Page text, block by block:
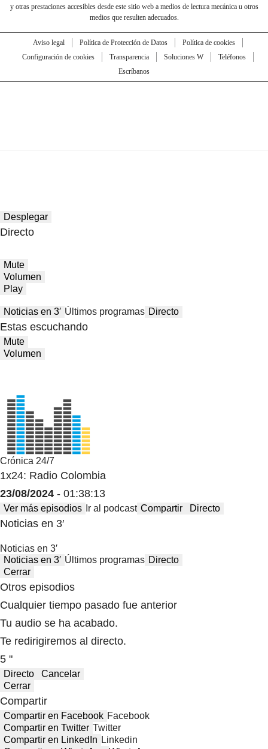
y otras prestaciones accesibles desde este sitio web a medios de lectura mecánica u otros
medios que resulten adecuados.
Aviso legal Política de Protección de Datos
Política de cookies
Configuración de cookies
Transparencia Soluciones W
Teléfonos
Escríbanos
Desplegar
Directo
Mute
Volumen
Play
Noticias en 3′ Últimos programas Directo
Estas escuchando
Mute
Volumen
Crónica 24/7
1x24: Radio Colombia
23/08/2024 - 01:38:13
Ver más episodios Ir al podcast Compartir Directo
Noticias en 3′
Noticias en 3′
Noticias en 3′ Últimos programas Directo
Cerrar
Otros episodios
Cualquier tiempo pasado fue anterior
Tu audio se ha acabado.
Te redirigiremos al directo.
5 "
Directo
Cancelar
Cerrar
Compartir
Compartir en Facebook Facebook
Compartir en Twitter Twitter
Compartir en LinkedIn Linkedin